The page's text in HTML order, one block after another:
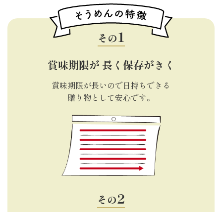
賞味期限が 長く保存がきく
賞味期限が長いので日持ちできる
贈り物として安心です。
その
その